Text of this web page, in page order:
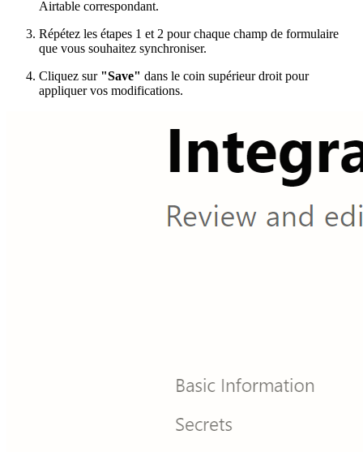
Airtable correspondant.
Répétez les étapes 1 et 2 pour chaque champ de formulaire
que vous souhaitez synchroniser.
Cliquez sur "Save" dans le coin supérieur droit pour
appliquer vos modifications.